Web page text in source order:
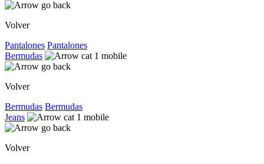
Volver
Pantalones Pantalones
Bermudas
Volver
Bermudas Bermudas
Jeans
Volver